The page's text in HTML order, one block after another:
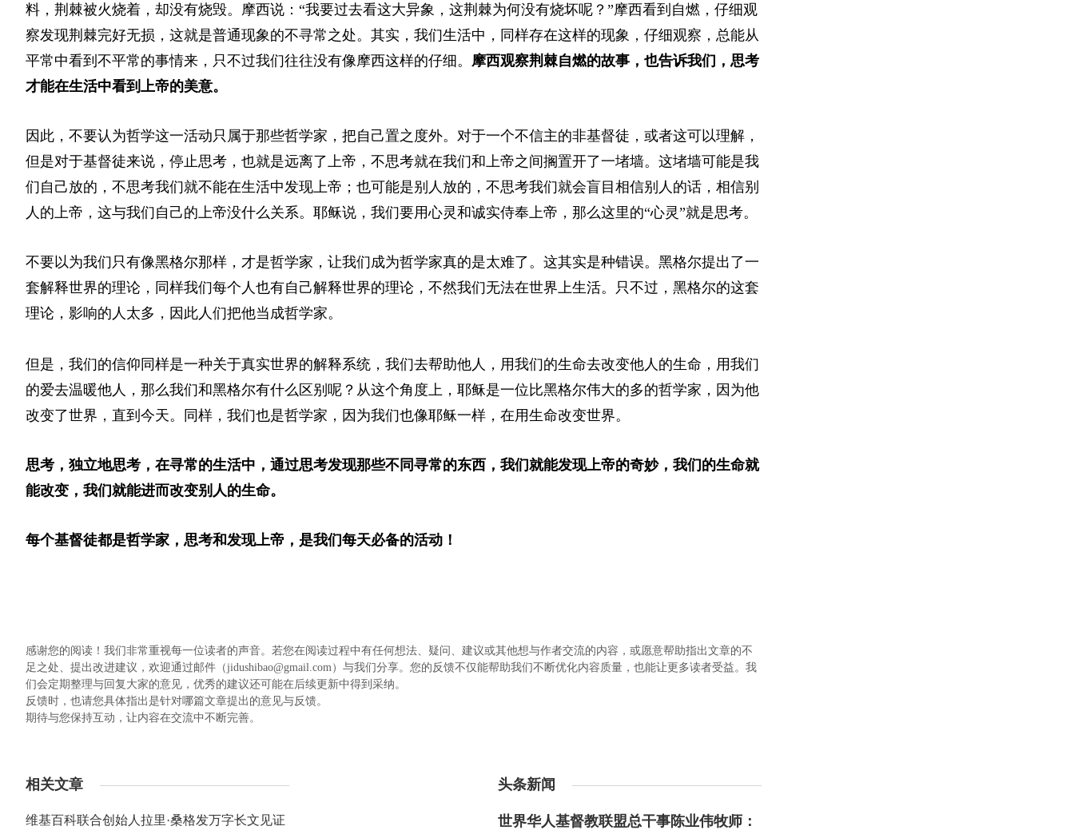
料，荆棘被火烧着，却没有烧毁。摩西说：“我要过去看这大异象，这荆棘为何没有烧坏呢？”摩西看到自燃，仔细观
察发现荆棘完好无损，这就是普通现象的不寻常之处。其实，我们生活中，同样存在这样的现象，仔细观察，总能从
平常中看到不平常的事情来，只不过我们往往没有像摩西这样的仔细。 摩西观察荆棘自燃的故事，也告诉我们，思考
才能在生活中看到上帝的美意。
因此，不要认为哲学这一活动只属于那些哲学家，把自己置之度外。对于一个不信主的非基督徒，或者这可以理解，
但是对于基督徒来说，停止思考，也就是远离了上帝，不思考就在我们和上帝之间搁置开了一堵墙。这堵墙可能是我
们自己放的，不思考我们就不能在生活中发现上帝；也可能是别人放的，不思考我们就会盲目相信别人的话，相信别
人的上帝，这与我们自己的上帝没什么关系。耶稣说，我们要用心灵和诚实侍奉上帝，那么这里的“心灵”就是思考。
不要以为我们只有像黑格尔那样，才是哲学家，让我们成为哲学家真的是太难了。这其实是种错误。黑格尔提出了一
套解释世界的理论，同样我们每个人也有自己解释世界的理论，不然我们无法在世界上生活。只不过，黑格尔的这套
理论，影响的人太多，因此人们把他当成哲学家。
但是，我们的信仰同样是一种关于真实世界的解释系统，我们去帮助他人，用我们的生命去改变他人的生命，用我们
的爱去温暖他人，那么我们和黑格尔有什么区别呢？从这个角度上，耶稣是一位比黑格尔伟大的多的哲学家，因为他
改变了世界，直到今天。同样，我们也是哲学家，因为我们也像耶稣一样，在用生命改变世界。
思考，独立地思考，在寻常的生活中，通过思考发现那些不同寻常的东西，我们就能发现上帝的奇妙，我们的生命就
能改变，我们就能进而改变别人的生命。
每个基督徒都是哲学家，思考和发现上帝，是我们每天必备的活动！
感谢您的阅读！我们非常重视每一位读者的声音。若您在阅读过程中有任何想法、疑问、建议或其他想与作者交流的内容，或愿意帮助指出文章的不
足之处、提出改进建议，欢迎通过邮件（jidushibao@gmail.com）与我们分享。您的反馈不仅能帮助我们不断优化内容质量，也能让更多读者受益。我
们会定期整理与回复大家的意见，优秀的建议还可能在后续更新中得到采纳。
反馈时，也请您具体指出是针对哪篇文章提出的意见与反馈。
期待与您保持互动，让内容在交流中不断完善。
相关文章
维基百科联合创始人拉里·桑格发万字长文见证
头条新闻
世界华人基督教联盟总干事陈业伟牧师：